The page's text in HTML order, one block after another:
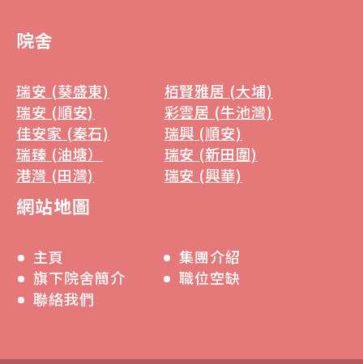
院舍
瑞安 (葵盛東)
栢賢雅居 (大埔)
瑞安 (順安)
彩雲居 (牛池灣)
佳安家 (秦石)
瑞興 (順安)
瑞臻 (油塘）
瑞安 (新田圍)
港灣 (田灣)
瑞安 (興華)
網站地圖
主頁
集團介紹
旗下院舍簡介
職位空缺
聯絡我們